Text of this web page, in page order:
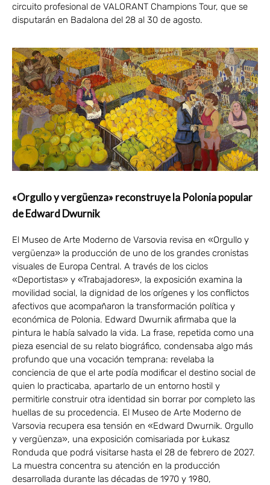
circuito profesional de VALORANT Champions Tour, que se
disputarán en Badalona del 28 al 30 de agosto.
«Orgullo y vergüenza» reconstruye la Polonia popular
de Edward Dwurnik
El Museo de Arte Moderno de Varsovia revisa en «Orgullo y
vergüenza» la producción de uno de los grandes cronistas
visuales de Europa Central. A través de los ciclos
«Deportistas» y «Trabajadores», la exposición examina la
movilidad social, la dignidad de los orígenes y los conflictos
afectivos que acompañaron la transformación política y
económica de Polonia. Edward Dwurnik afirmaba que la
pintura le había salvado la vida. La frase, repetida como una
pieza esencial de su relato biográfico, condensaba algo más
profundo que una vocación temprana: revelaba la
conciencia de que el arte podía modificar el destino social de
quien lo practicaba, apartarlo de un entorno hostil y
permitirle construir otra identidad sin borrar por completo las
huellas de su procedencia. El Museo de Arte Moderno de
Varsovia recupera esa tensión en «Edward Dwurnik. Orgullo
y vergüenza», una exposición comisariada por Łukasz
Ronduda que podrá visitarse hasta el 28 de febrero de 2027.
La muestra concentra su atención en la producción
desarrollada durante las décadas de 1970 y 1980,